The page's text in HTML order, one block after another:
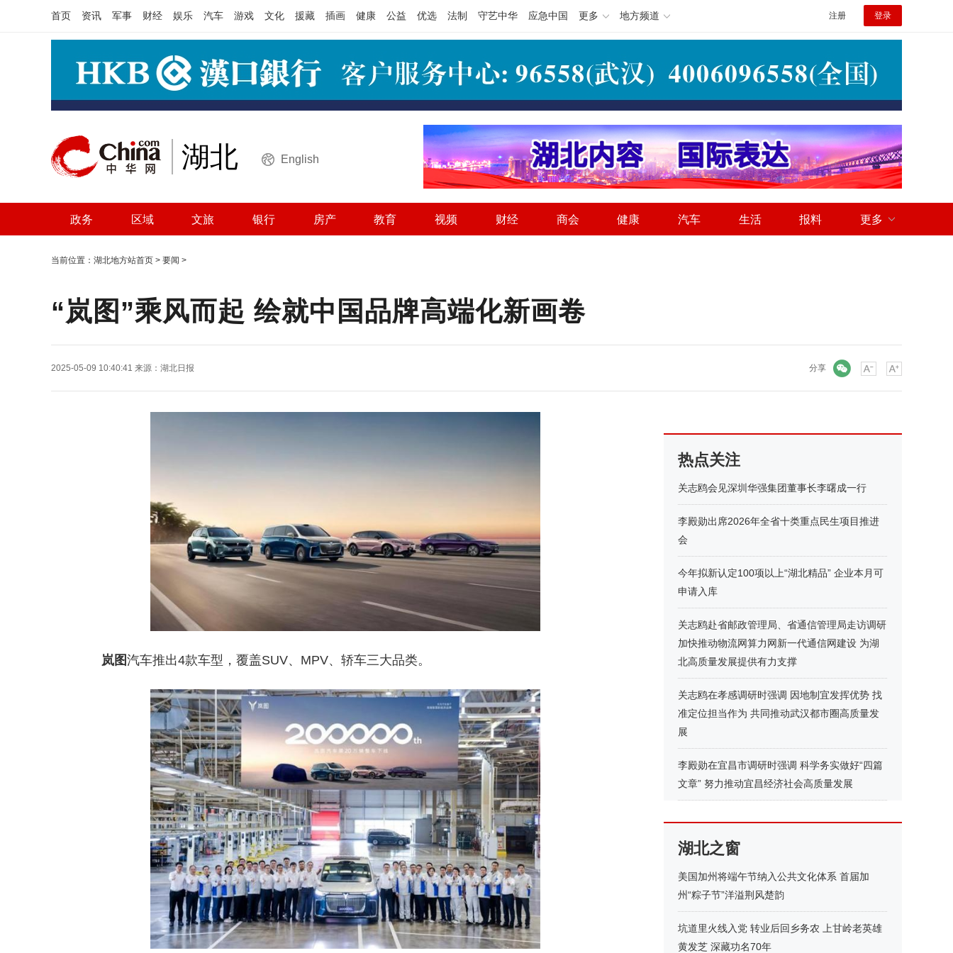
首页 资讯 军事 财经 娱乐 汽车 游戏 文化 援藏 插画 健康 公益 优选 法制 守艺中华 应急中国 更多 地方频道 注册 登录
湖北 English
政务 区域 文旅 银行 房产 教育 视频 财经 商会 健康 汽车 生活 报料 更多
当前位置： 湖北地方站首页 > 要闻 >
“岚图”乘风而起 绘就中国品牌高端化新画卷
2025-05-09 10:40:41 来源： 湖北日报 分享
岚图汽车推出4款车型，覆盖SUV、MPV、轿车三大品类。
热点关注
关志鸥会见深圳华强集团董事长李曙成一行
李殿勋出席2026年全省十类重点民生项目推进
会
今年拟新认定100项以上“湖北精品” 企业本月可
申请入库
关志鸥赴省邮政管理局、省通信管理局走访调研
加快推动物流网算力网新一代通信网建设 为湖
北高质量发展提供有力支撑
关志鸥在孝感调研时强调 因地制宜发挥优势 找
准定位担当作为 共同推动武汉都市圈高质量发
展
李殿勋在宜昌市调研时强调 科学务实做好“四篇
文章” 努力推动宜昌经济社会高质量发展
湖北之窗
美国加州将端午节纳入公共文化体系 首届加
州“粽子节”洋溢荆风楚韵
坑道里火线入党 转业后回乡务农 上甘岭老英雄
黄发芝 深藏功名70年